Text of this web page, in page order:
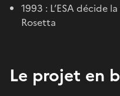
1993 : L’ESA décide
Rosetta
Le projet en